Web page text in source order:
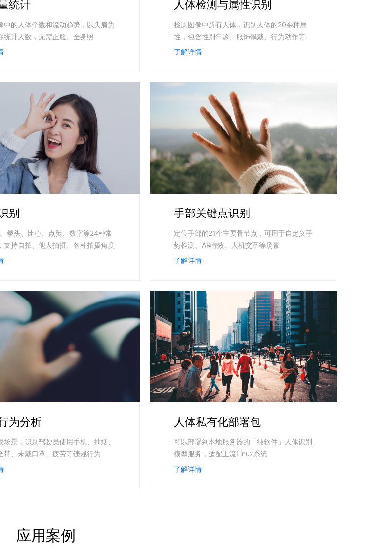
AI云原生与一体机
千帆一体机
向量数据库
统计
中的人体个数和流动趋势，以头肩为
统计人数，无需正脸、全身照
人体检测与属性识别
检测图像中所有人体，识别人体的20余种属
性，包含性别年龄、服饰佩戴、行为动作等
了解详情
别
拳头、比心、点赞、数字等24种常
支持自拍、他人拍摄、各种拍摄角度
手部关键点识别
定位手部的21个主要骨节点，可用于自定义手
势检测、AR特效、人机交互等场景
了解详情
为分析
场景，识别驾驶员使用手机、抽烟、
带、未戴口罩、疲劳等违规行为
人体私有化部署包
可以部署到本地服务器的「纯软件」人体识别
模型服务，适配主流Linux系统
了解详情
应用案例